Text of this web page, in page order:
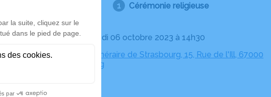
Cérémonie religieuse
Le vendredi 06 octobre 2023 à 14h30
Centre Funéraire de Strasbourg, 15, Rue de l'Ill, 67000
Strasbourg